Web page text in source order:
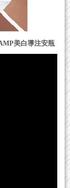
美白導注安瓶